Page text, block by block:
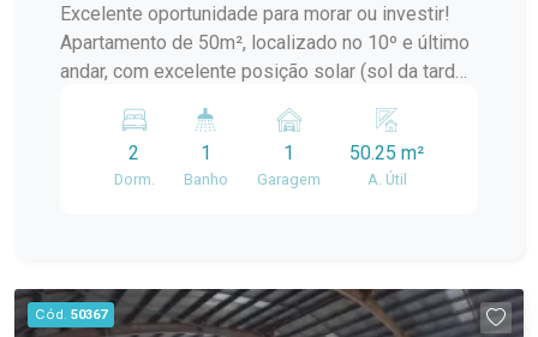
Excelente oportunidade para morar ou investir!
Apartamento de 50m², localizado no 10º e último
andar, com excelente posição solar (sol da tarde)
imóvel está completamente mobiliado, pronto
para morar, conta com banheiro ampliado (PNE),
vaga de garagem com espaço lateral
poliesportiva, salão de festas, sala de jogos,
playground, espaço pet, portaria 24 horas e muito
2
Dorm.
1
Banho
1
Garagem
50.25 m²
A. Útil
Cód. 50367